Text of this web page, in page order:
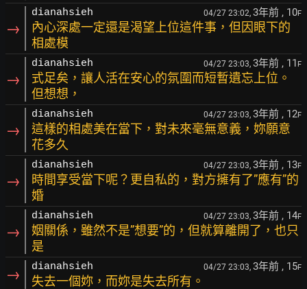
→
dianahsieh 04/27 23:02, 3年前 , 10F
內心深處一定還是渴望上位這件事，但因眼下的
相處模
→
dianahsieh 04/27 23:03, 3年前 , 11 F
式足矣，讓人活在安心的氛圍而短暫遺忘上位。
但想想，
→
dianahsieh 04/27 23:03, 3年前 , 12F
這樣的相處美在當下，對未來毫無意義，妳願意
花多久
→
dianahsieh 04/27 23:03, 3年前 , 13F
時間享受當下呢？更自私的，對方擁有了”應有”的
婚
→
dianahsieh 04/27 23:03, 3年前 , 14F
姻關係，雖然不是”想要”的，但就算離開了，也只
是
→ dianahsieh 04/27 23:03, 3年前 , 15F
失去一個妳，而妳是失去所有。